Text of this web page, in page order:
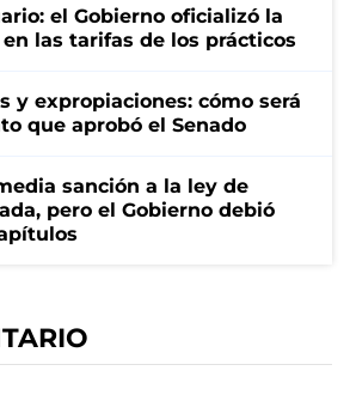
el Gobierno oficializó la
las tarifas de los prácticos
y expropiaciones: cómo será
que aprobó el Senado
sanción a la ley de
pero el Gobierno debió